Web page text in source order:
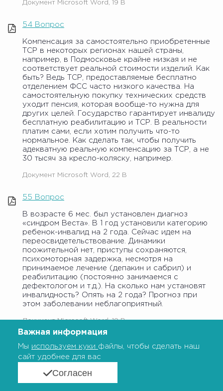
Документ Microsoft Word, 19 B
54 Вопрос
Компенсация за самостоятельно приобретенные
ТСР в некоторых регионах нашей страны,
например, в Подмосковье крайне низкая и не
соответствует реальной стоимости изделий. Как
быть? Ведь ТСР, предоставляемые бесплатно
отделением ФСС часто низкого качества. На
самостоятельную покупку технических средств
уходит пенсия, которая вообще-то нужна для
других целей. Государство гарантирует инвалиду
бесплатную реабилитацию и ТСР. В реальности
платим сами, если хотим получить что-то
нормальное. Как сделать так, чтобы получить
адекватную реальную компенсацию за ТСР, а не
30 тысяч за кресло-коляску, например.
Документ Microsoft Word, 22 B
55 Вопрос
В возрасте 6 мес. был установлен диагноз
«синдром Веста». В 1 год установили категорию
ребенок-инвалид на 2 года. Сейчас идем на
переосвидетельствование. Динамики
поожительной нет, приступы сохраняются,
психомоторная задержка, несмотря на
принимаемое лечение (депакин и сабрил) и
реабилитацию (постоянно занимаемся с
дефектологом и т.д.). На сколько нам установят
инвалидность? Опять на 2 года? Прогноз при
этом заболевании неблагоприятный.
Документ Microsoft Word, 19 B
56 Вопрос
Инсулинзависимый сахарный диабет у сына,
сейчас компенсированный, без осложнений,
регулярно контролируем сахар, считаем ХЕ,
Важная информация
Мы используем куки файлы, чтобы сделать наш
сайт удобнее для вас
Согласен